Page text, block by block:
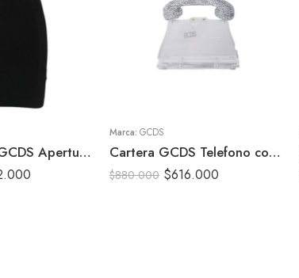
Vestido Mini GCDS Apertura pecho
Marca: GCDS
Cartera GCDS Telefono con Brillos
$880.000 $616.000